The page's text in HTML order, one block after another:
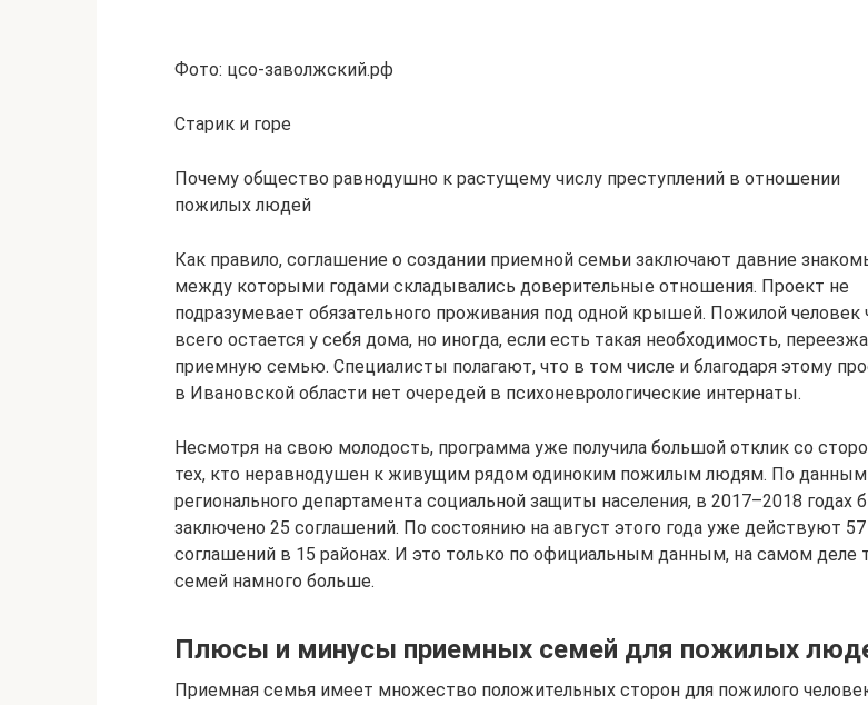
Фото: цсо-заволжский.рф
Старик и горе
Почему общество равнодушно к растущему числу преступлений в отношении
пожилых людей
Как правило, соглашение о создании приемной семьи заключают давние
между которыми годами складывались доверительные отношения. Проект не
подразумевает обязательного проживания под одной крышей. Пожилой человек
всего остается у себя дома, но иногда, если есть такая необходимость,
приемную семью. Специалисты полагают, что в том числе и благодаря этому
в Ивановской области нет очередей в психоневрологические интернаты.
Несмотря на свою молодость, программа уже получила большой отклик со
тех, кто неравнодушен к живущим рядом одиноким пожилым людям. По данным
регионального департамента социальной защиты населения, в 2017–2018 годах
заключено 25 соглашений. По состоянию на август этого года уже действуют 57
соглашений в 15 районах. И это только по официальным данным, на самом деле
семей намного больше.
Плюсы и минусы приемных семей для пожилых
Приемная семья имеет множество положительных сторон для пожилого